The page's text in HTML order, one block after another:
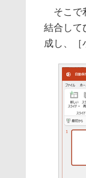
そこで
結合して
成し、［